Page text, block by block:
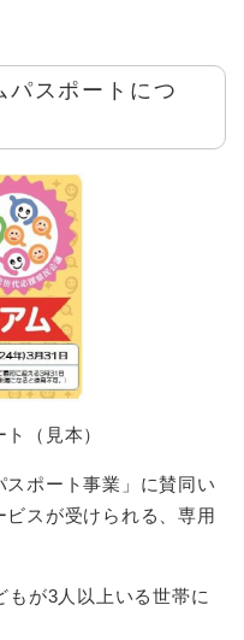
パスポートにつ
（見本）
ポート事業」に賛同い
スが受けられる、専用
が3人以上いる世帯に